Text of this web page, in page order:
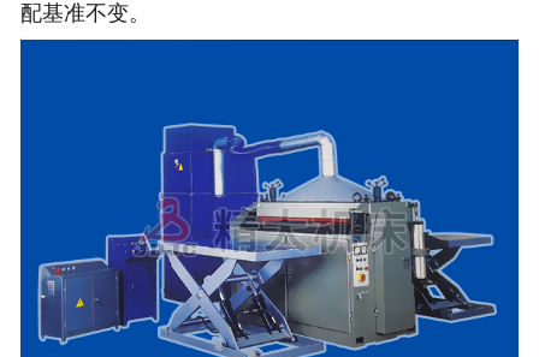
配基准不变。